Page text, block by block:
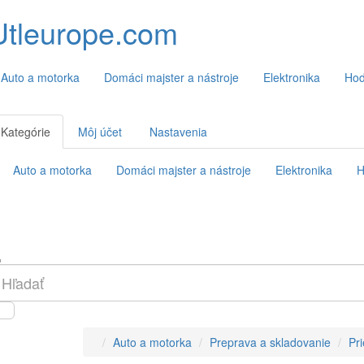
Auto a motorka Domáci majster a nástroje Elektronika
Kategórie Môj účet Nastavenia
Auto a motorka Domáci majster a nástroje Elektronika
Auto a motorka Preprava a skladovanie